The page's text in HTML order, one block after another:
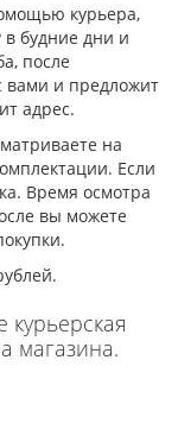
курьера,
в будние дни и
после
вами и предложит
адрес.
на
Если
Время осмотра
вы можете
магазина.